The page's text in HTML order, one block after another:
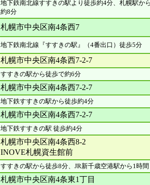
地下鉄南北線すすきの駅より徒歩約4分、札幌駅か
約8分
札幌市中央区南4条西7
地下鉄南北線『すすきの駅』（4番出口）徒歩5分
札幌市中央区南4条西7-2-7
すすきの駅から徒歩で約6分
札幌市中央区南4条西7-2-7
地下鉄すすきの駅から徒歩約4分
札幌市中央区南4条西7-2-7
地下鉄すすきの駅 徒歩約4分
札幌市中央区南4条西8-2
INOVE札幌資生館前
すすきの駅から徒歩8分、JR新千歳空港駅から1時間
札幌市中央区南4条東1丁目